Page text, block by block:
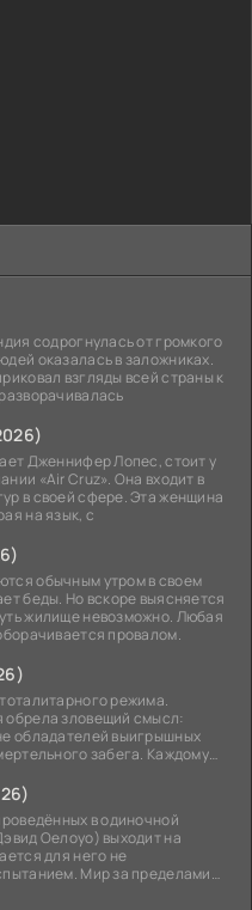
содрогнулась от громкого
оказалась в заложниках.
взгляды всей страны к
Дженнифер Лопес, стоит у
«Air Cruz». Она входит в
в своей сфере. Эта женщина
на язык, с
обычным утром в своем
беды. Но вскоре выясняется
жилище невозможно. Любая
провалом.
режима.
обрела зловещий смысл:
обладателей выигрышных
забега. Каждому
в одиночной
Оелоуо) выходит на
для него не
Мир за пределами